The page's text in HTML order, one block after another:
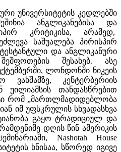
უნივერსიტეტის კედლებში
ანგლიკანებისა და
კრიტიკისა, არამედ,
საშუალება პირისპირ
და ანგლიკანური
შესახებ. ასე
ლონდონში ნიკეის
ვახშამზე, კენტერბერიის
უილიამსის თანდასწრებით
რომ „მართლმადიდებლობა
იმ უფსკრულის სხვადასხვა
გაყო ტრადიციულ და
დღის წინ ამერიკის
Nashotah House
ხნისაა, სწორედ იგივე